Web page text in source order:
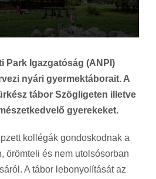
Park Igazgatóság (ANPI)
nyári gyermektáborait. A
tábor Szögligeten illetve
gyerekeket.
kollégák gondoskodnak a
örömteli és nem utolsósorban
A tábor lebonyolítását az